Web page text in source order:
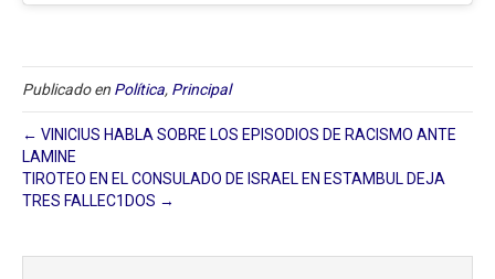
Publicado en Política, Principal
← VINICIUS HABLA SOBRE LOS EPISODIOS DE RACISMO ANTE
LAMINE
TIROTEO EN EL CONSULADO DE ISRAEL EN ESTAMBUL DEJA
TRES FALLEC1DOS →